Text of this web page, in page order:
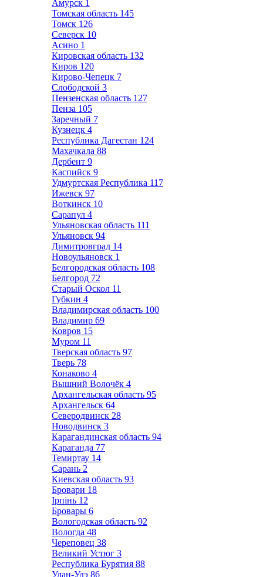
Амурск 1
Томская область 145
Томск 126
Северск 10
Асино 1
Кировская область 132
Киров 120
Кирово-Чепецк 7
Слободской 3
Пензенская область 127
Пенза 105
Заречный 7
Кузнецк 4
Республика Дагестан 124
Махачкала 88
Дербент 9
Каспийск 9
Удмуртская Республика 117
Ижевск 97
Воткинск 10
Сарапул 4
Ульяновская область 111
Ульяновск 94
Димитровград 14
Новоульяновск 1
Белгородская область 108
Белгород 72
Старый Оскол 11
Губкин 4
Владимирская область 100
Владимир 69
Ковров 15
Муром 11
Тверская область 97
Тверь 78
Конаково 4
Вышний Волочёк 4
Архангельская область 95
Архангельск 64
Северодвинск 28
Новодвинск 3
Карагандинская область 94
Караганда 77
Темиртау 14
Сарань 2
Киевская область 93
Бровари 18
Ірпінь 12
Бровары 6
Вологодская область 92
Вологда 48
Череповец 38
Великий Устюг 3
Республика Бурятия 88
Улан-Удэ 86